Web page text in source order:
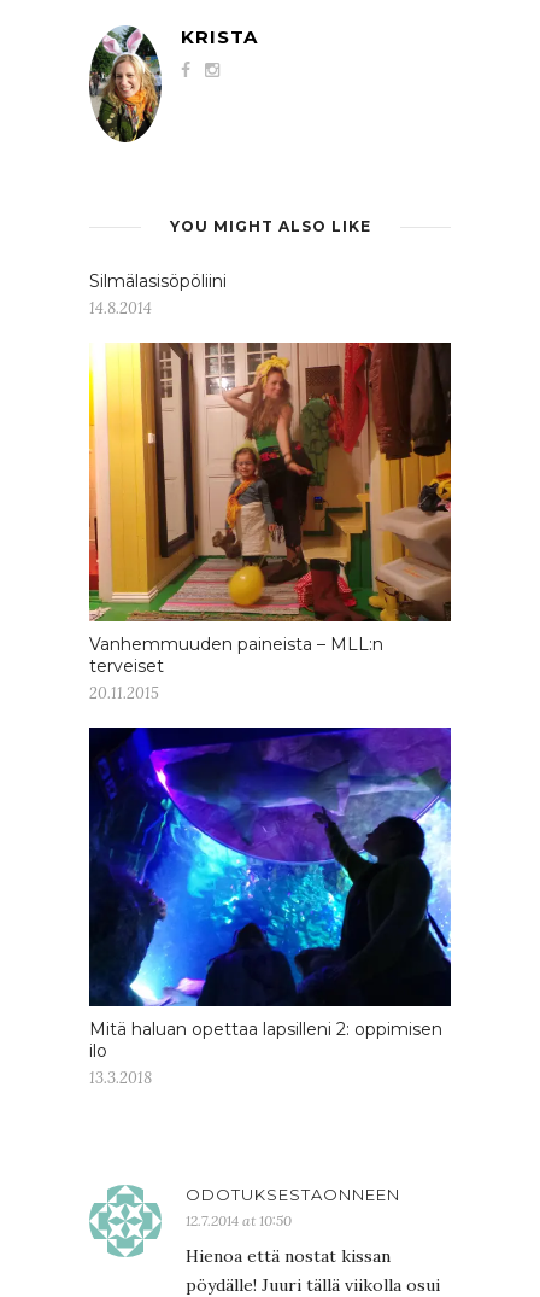
KRISTA
YOU MIGHT ALSO LIKE
Silmälasisöpöliini
14.8.2014
Vanhemmuuden paineista – MLL:n
terveiset
20.11.2015
Mitä haluan opettaa lapsilleni 2: oppimisen
ilo
13.3.2018
ODOTUKSESTAONNEEN
12.7.2014 at 10:50
Hienoa että nostat kissan
pöydälle! Juuri tällä viikolla osui